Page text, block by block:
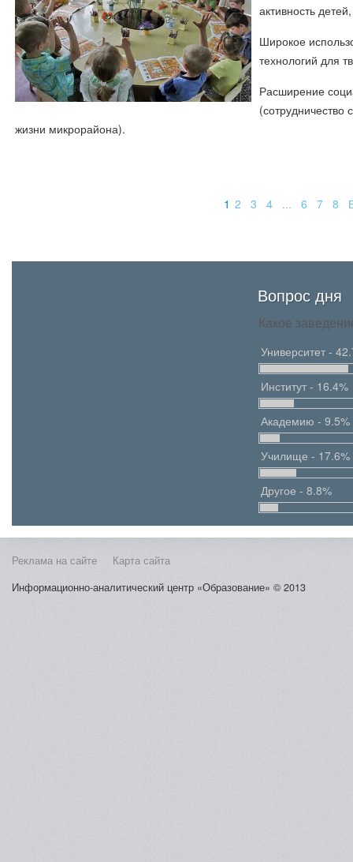
активность
Широкое
технологий для
Расширение
(сотрудничество
жизни микрорайона).
1 2 3 4 ... 6 7 8
Вопрос дня
Какое
Университет -
Институт - 16.4%
Академию - 9.5%
Училище - 17.6%
Другое - 8.8%
Реклама на сайте
Карта сайта
Информационно-аналитический центр «Образование» © 2013